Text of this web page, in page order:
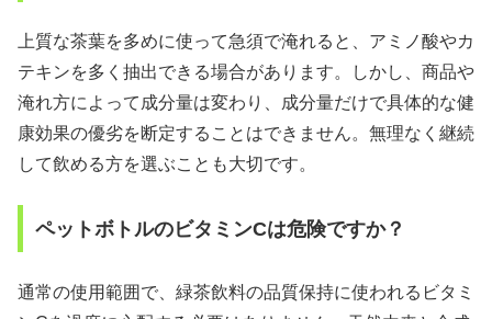
上質な茶葉を多めに使って急須で淹れると、アミノ酸やカ
テキンを多く抽出できる場合があります。しかし、商品や
淹れ方によって成分量は変わり、成分量だけで具体的な健
康効果の優劣を断定することはできません。無理なく継続
して飲める方を選ぶことも大切です。
ペットボトルのビタミンCは危険ですか？
通常の使用範囲で、緑茶飲料の品質保持に使われるビタミ